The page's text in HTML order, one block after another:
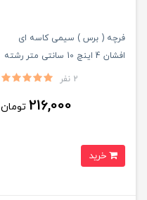
فرچه ( برس ) سیمی کاسه ای
افشان 4 اینچ 10 سانتی متر رشته
طلایی ساب ایران ( کربلایی)
2 نفر
216,000 تومان